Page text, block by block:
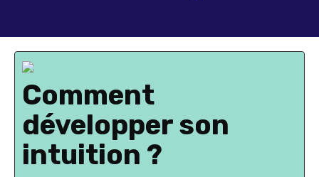
Comment
développer son
intuition ?